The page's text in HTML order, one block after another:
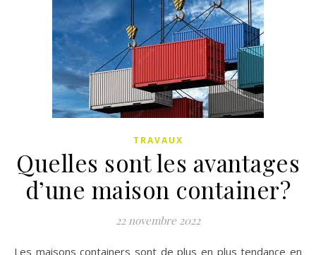
TRAVAUX
Quelles sont les avantages
d’une maison container?
22 novembre 2022
Les maisons containers sont de plus en plus tendance en